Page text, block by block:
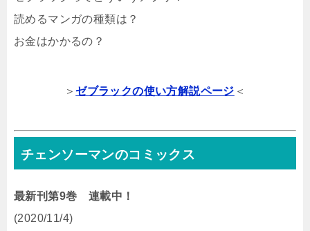
読めるマンガの種類は？
お金はかかるの？
＞ゼブラックの使い方解説ページ ＜
チェンソーマンのコミックス
最新刊第9巻 連載中！
(2020/11/4)